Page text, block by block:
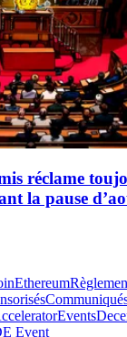
réclame
la pause
Ethereum
Events
Event